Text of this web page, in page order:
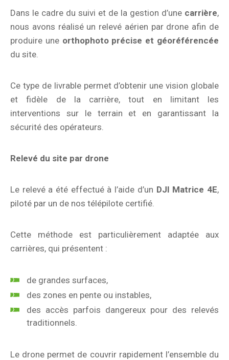
Dans le cadre du suivi et de la gestion d’une carrière,
nous avons réalisé un relevé aérien par drone afin de
produire une orthophoto précise et géoréférencée
du site.
Ce type de livrable permet d’obtenir une vision globale
et fidèle de la carrière, tout en limitant les
interventions sur le terrain et en garantissant la
sécurité des opérateurs.
Relevé du site par drone
Le relevé a été effectué à l’aide d’un DJI Matrice 4E,
piloté par un de nos télépilote certifié.
Cette méthode est particulièrement adaptée aux
carrières, qui présentent :
de grandes surfaces,
des zones en pente ou instables,
des accès parfois dangereux pour des relevés
traditionnels.
Le drone permet de couvrir rapidement l’ensemble du